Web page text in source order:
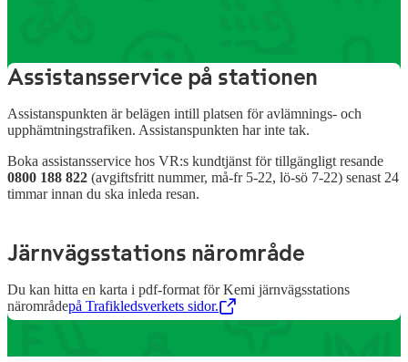
Assistansservice på stationen
Assistanspunkten är belägen intill platsen för avlämnings- och
upphämtningstrafiken. Assistanspunkten har inte tak.
Boka assistansservice hos VR:s kundtjänst för tillgängligt resande
0800 188 822 (avgiftsfritt nummer, må-fr 5-22, lö-sö 7-22) senast 24
timmar innan du ska inleda resan.
Järnvägsstations närområde
Du kan hitta en karta i pdf-format för Kemi järnvägsstations
närområdepå Trafikledsverkets sidor.
,Öppnas i en ny flik